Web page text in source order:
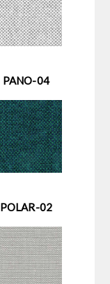
PANO-04
POLAR-02